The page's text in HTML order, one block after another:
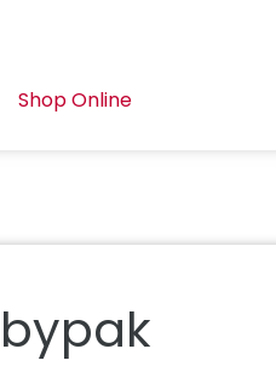
Shop Online